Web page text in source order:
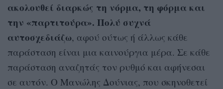
ακολουθεί διαρκώς τη νόρμα, τη φόρμα και
την «παρτιτούρα». Πολύ συχνά
αυτοσχεδιάζω, αφού ούτως ή άλλως κάθε
παράσταση είναι μια καινούργια μέρα. Σε κάθε
παράσταση αναζητάς τον ρυθμό και αφήνεσαι
σε αυτόν. Ο Μανώλης Δούνιας, που σκηνοθετεί